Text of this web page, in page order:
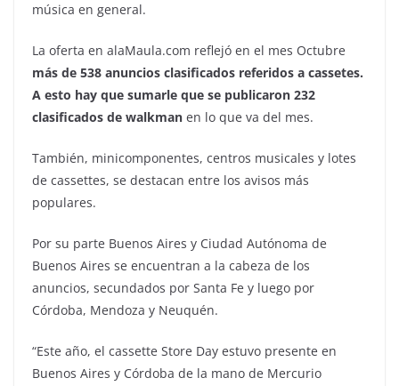
música en general.
La oferta en alaMaula.com reflejó en el mes Octubre
más de 538 anuncios clasificados referidos a cassetes.
A esto hay que sumarle que se publicaron 232
clasificados de walkman en lo que va del mes.
También, minicomponentes, centros musicales y lotes
de cassettes, se destacan entre los avisos más
populares.
Por su parte Buenos Aires y Ciudad Autónoma de
Buenos Aires se encuentran a la cabeza de los
anuncios, secundados por Santa Fe y luego por
Córdoba, Mendoza y Neuquén.
“Este año, el cassette Store Day estuvo presente en
Buenos Aires y Córdoba de la mano de Mercurio